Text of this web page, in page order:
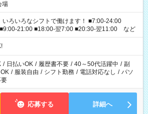
場
いろいろなシフトで働けます！ ■7:00-24:00
21:00 ■18:00-翌7:00 ■20:30-翌11:00 など
/ 日払いOK / 履歴書不要 / 40～50代活躍中 / 副
/ 服装自由 / シフト勤務 / 電話対応なし / パソ
要
応募する 詳細へ